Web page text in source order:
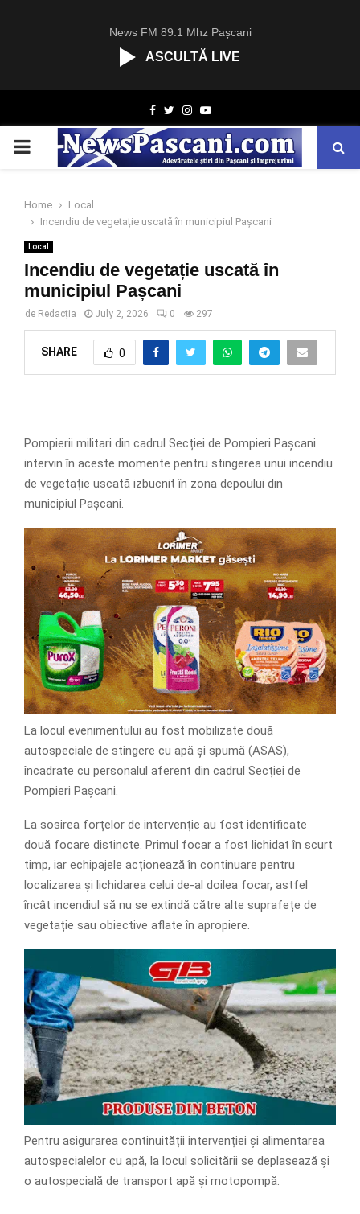
News FM 89.1 Mhz Pașcani
ASCULTĂ LIVE
Facebook
TwitterInstagram
Youtube
PRIMARY
Home
Local
Incendiu de vegetație uscată în municipiul Pașcani
Local
Incendiu de vegetație uscată în
municipiul Pașcani
de Redacția July 2, 2026 0 297
SHARE 0
Pompierii militari din cadrul Secției de Pompieri Pașcani
intervin în aceste momente pentru stingerea unui incendiu
de vegetație uscată izbucnit în zona depoului din
municipiul Pașcani.
La locul evenimentului au fost mobilizate două
autospeciale de stingere cu apă și spumă (ASAS),
încadrate cu personalul aferent din cadrul Secției de
Pompieri Pașcani.
La sosirea forțelor de intervenție au fost identificate
două focare distincte. Primul focar a fost lichidat în scurt
timp, iar echipajele acționează în continuare pentru
localizarea și lichidarea celui de-al doilea focar, astfel
încât incendiul să nu se extindă către alte suprafețe de
vegetație sau obiective aflate în apropiere.
Pentru asigurarea continuității intervenției și alimentarea
autospecialelor cu apă, la locul solicitării se deplasează și
o autospecială de transport apă și motopompă.